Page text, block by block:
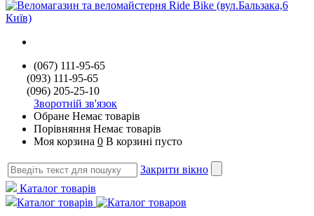
(067) 111-95-65
(093) 111-95-65
(096) 205-25-10
Зворотній зв'язок
Обране Немає товарів
Порівняння Немає товарів
Моя корзина 0 В корзині пусто
Закрити вікно
Каталог товарів
Каталог товарів